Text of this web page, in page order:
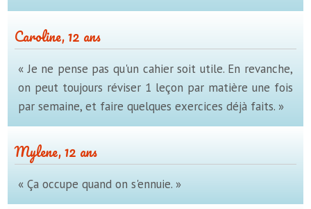
Caroline, 12 ans
« Je ne pense pas qu'un cahier soit utile. En revanche,
on peut toujours réviser 1 leçon par matière une fois
par semaine, et faire quelques exercices déjà faits. »
Mylene, 12 ans
« Ça occupe quand on s'ennuie. »